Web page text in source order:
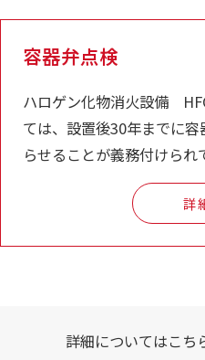
容器弁点検
ハロゲン化物消火設備
ては、設置後30年までに
らせることが義務付けられ
詳
詳細についてはこち